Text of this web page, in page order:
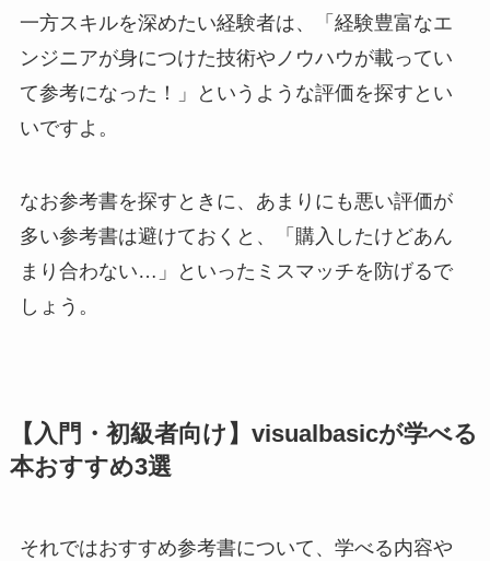
一方スキルを深めたい経験者は、「経験豊富なエ
ンジニアが身につけた技術やノウハウが載ってい
て参考になった！」というような評価を探すとい
いですよ。
なお参考書を探すときに、あまりにも悪い評価が
多い参考書は避けておくと、「購入したけどあん
まり合わない…」といったミスマッチを防げるで
しょう。
【入門・初級者向け】visualbasicが学べる
本おすすめ3選
それではおすすめ参考書について、学べる内容や